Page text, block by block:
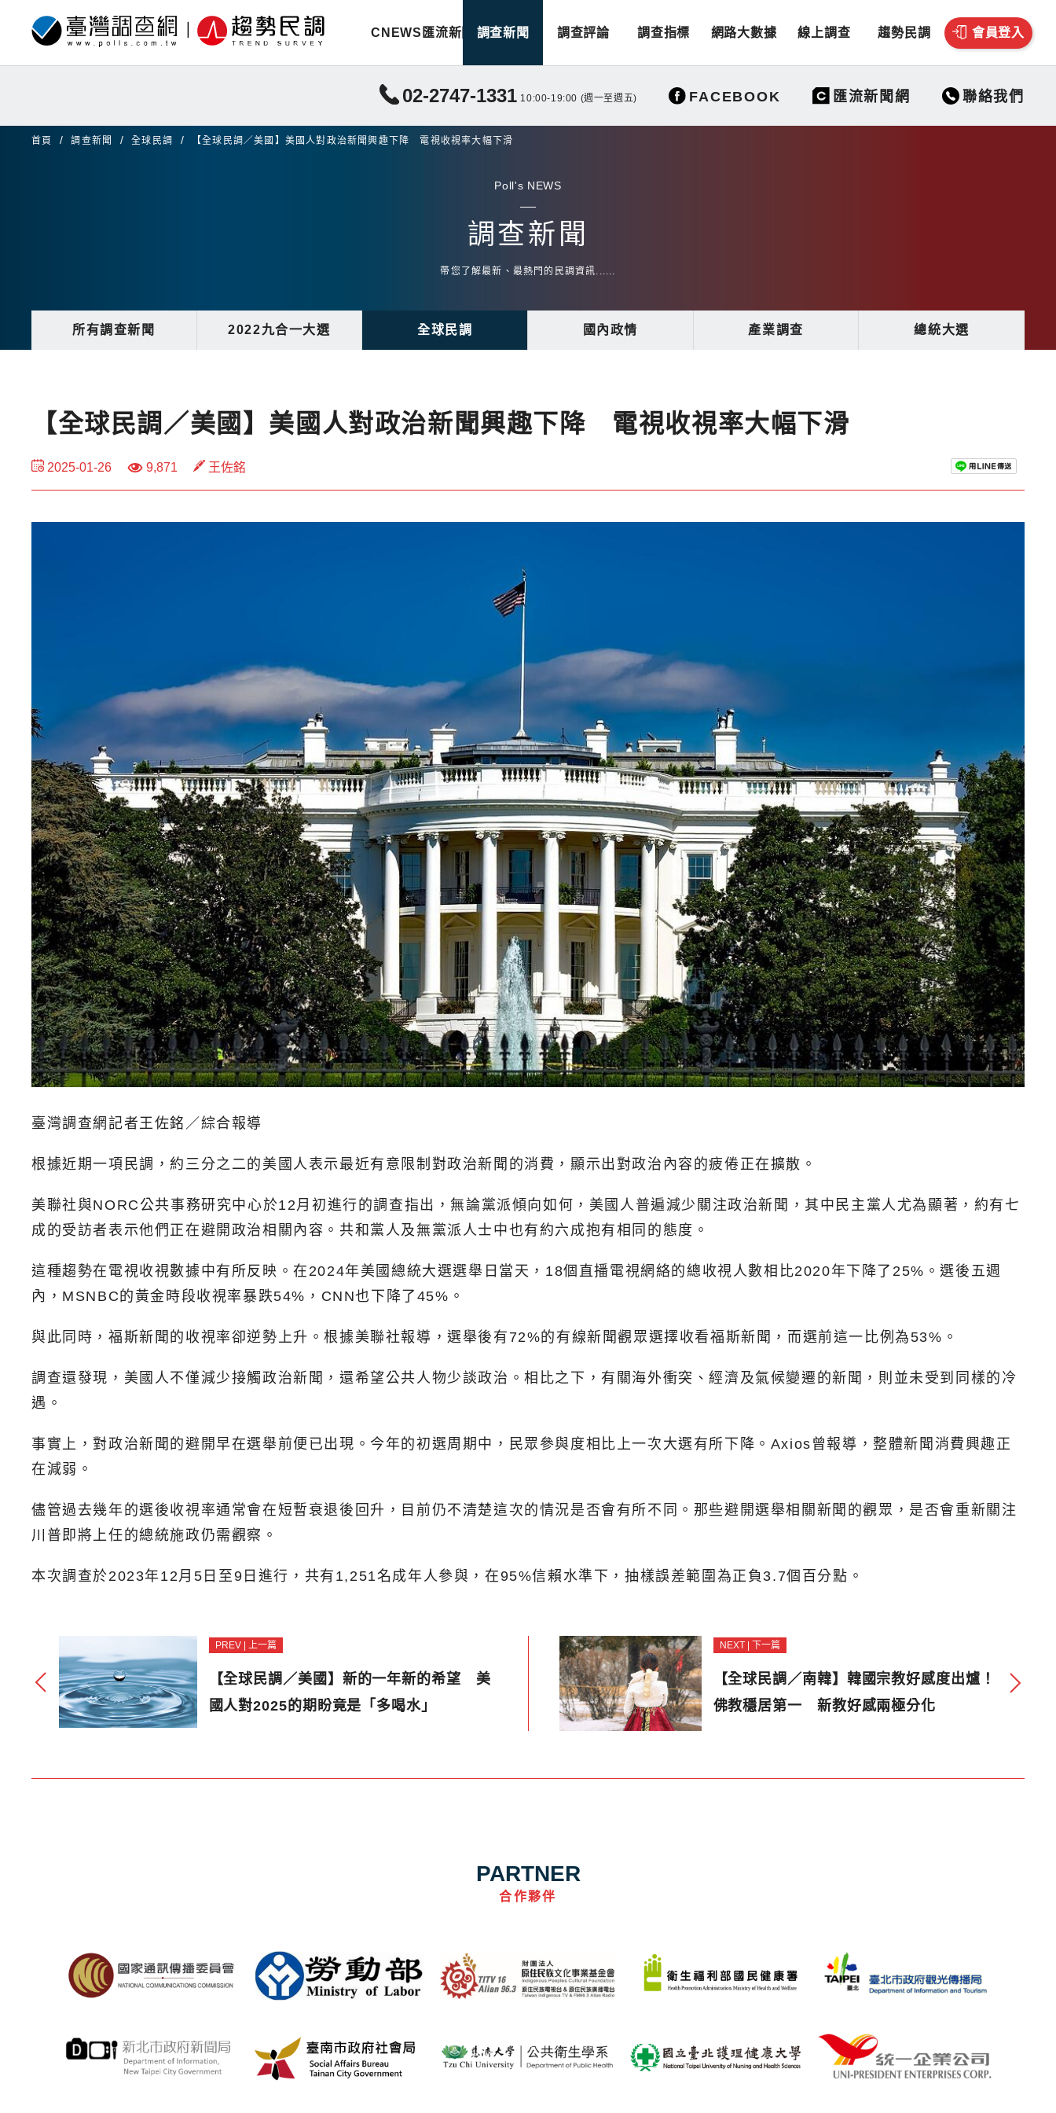
CNEWS匯流新聞 調查新聞 調查評論 調查指標 網路大數據 線上調查 趨勢民調 會員登入
02-2747-1331 10:00-19:00 (週一至週五) FACEBOOK 匯流新聞網 聯絡我們
首頁 調查新聞 全球民調 【全球民調／美國】美國人對政治新聞興趣下降 電視收視率大幅下滑
Poll's NEWS
調查新聞
帶您了解最新、最熱門的民調資訊......
所有調查新聞 2022九合一大選 全球民調 國內政情 產業調查 總統大選
【全球民調／美國】美國人對政治新聞興趣下降 電視收視率大幅下滑
2025-01-26 9,871 王佐銘
臺灣調查網記者王佐銘／綜合報導
根據近期一項民調，約三分之二的美國人表示最近有意限制對政治新聞的消費，顯示出對政治內容的疲倦正在擴散。
美聯社與NORC公共事務研究中心於12月初進行的調查指出，無論黨派傾向如何，美國人普遍減少關注政治新聞，其中民主黨人尤為顯著，約有七
成的受訪者表示他們正在避開政治相關內容。共和黨人及無黨派人士中也有約六成抱有相同的態度。
這種趨勢在電視收視數據中有所反映。在2024年美國總統大選選舉日當天，18個直播電視網絡的總收視人數相比2020年下降了25%。選後五週
內，MSNBC的黃金時段收視率暴跌54%，CNN也下降了45%。
與此同時，福斯新聞的收視率卻逆勢上升。根據美聯社報導，選舉後有72%的有線新聞觀眾選擇收看福斯新聞，而選前這一比例為53%。
調查還發現，美國人不僅減少接觸政治新聞，還希望公共人物少談政治。相比之下，有關海外衝突、經濟及氣候變遷的新聞，則並未受到同樣的冷
遇。
事實上，對政治新聞的避開早在選舉前便已出現。今年的初選周期中，民眾參與度相比上一次大選有所下降。Axios曾報導，整體新聞消費興趣正
在減弱。
儘管過去幾年的選後收視率通常會在短暫衰退後回升，目前仍不清楚這次的情況是否會有所不同。那些避開選舉相關新聞的觀眾，是否會重新關注
川普即將上任的總統施政仍需觀察。
本次調查於2023年12月5日至9日進行，共有1,251名成年人參與，在95%信賴水準下，抽樣誤差範圍為正負3.7個百分點。
PREV | 上一篇
【全球民調／美國】新的一年新的希望 美
國人對2025的期盼竟是「多喝水」
NEXT | 下一篇
【全球民調／南韓】韓國宗教好感度出爐！
佛教穩居第一 新教好感兩極分化
PARTNER
合作夥伴